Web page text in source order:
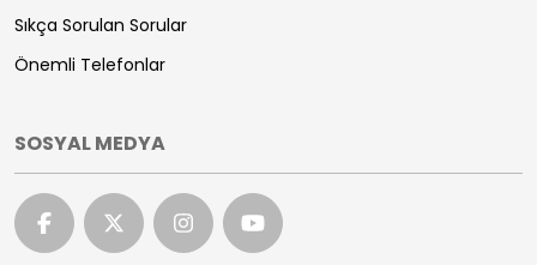
Sıkça Sorulan Sorular
Önemli Telefonlar
SOSYAL MEDYA